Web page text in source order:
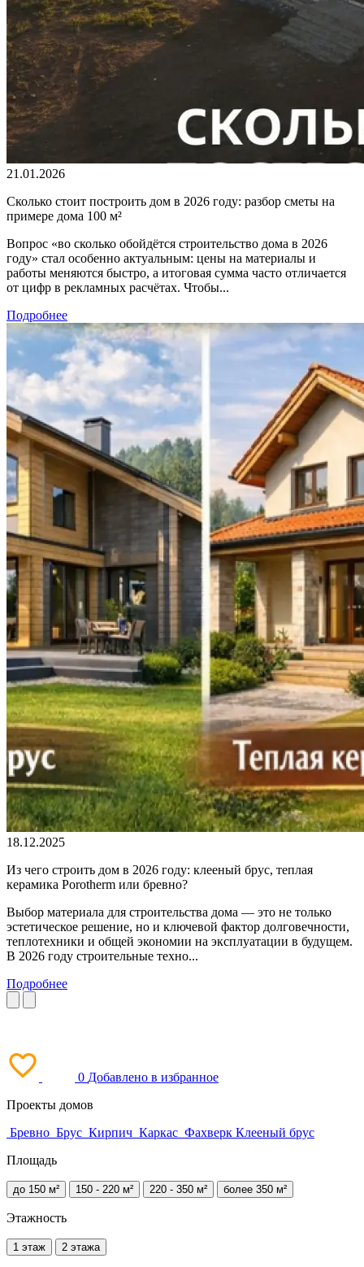
21.01.2026
Сколько стоит построить дом в 2026 году: разбор сметы на
примере дома 100 м²
Вопрос «во сколько обойдётся строительство дома в 2026
году» стал особенно актуальным: цены на материалы и
работы меняются быстро, а итоговая сумма часто отличается
от цифр в рекламных расчётах. Чтобы...
Подробнее
18.12.2025
Из чего строить дом в 2026 году: клееный брус, теплая
керамика Porotherm или бревно?
Выбор материала для строительства дома — это не только
эстетическое решение, но и ключевой фактор долговечности,
теплотехники и общей экономии на эксплуатации в будущем.
В 2026 году строительные техно...
Подробнее
0 Добавлено в избранное
Проекты домов
Бревно Брус Кирпич Каркас Фахверк Клееный брус
Площадь
до 150 м² 150 - 220 м² 220 - 350 м² более 350 м²
Этажность
1 этаж 2 этажа